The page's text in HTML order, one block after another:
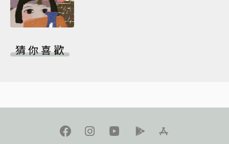
猜你喜歡